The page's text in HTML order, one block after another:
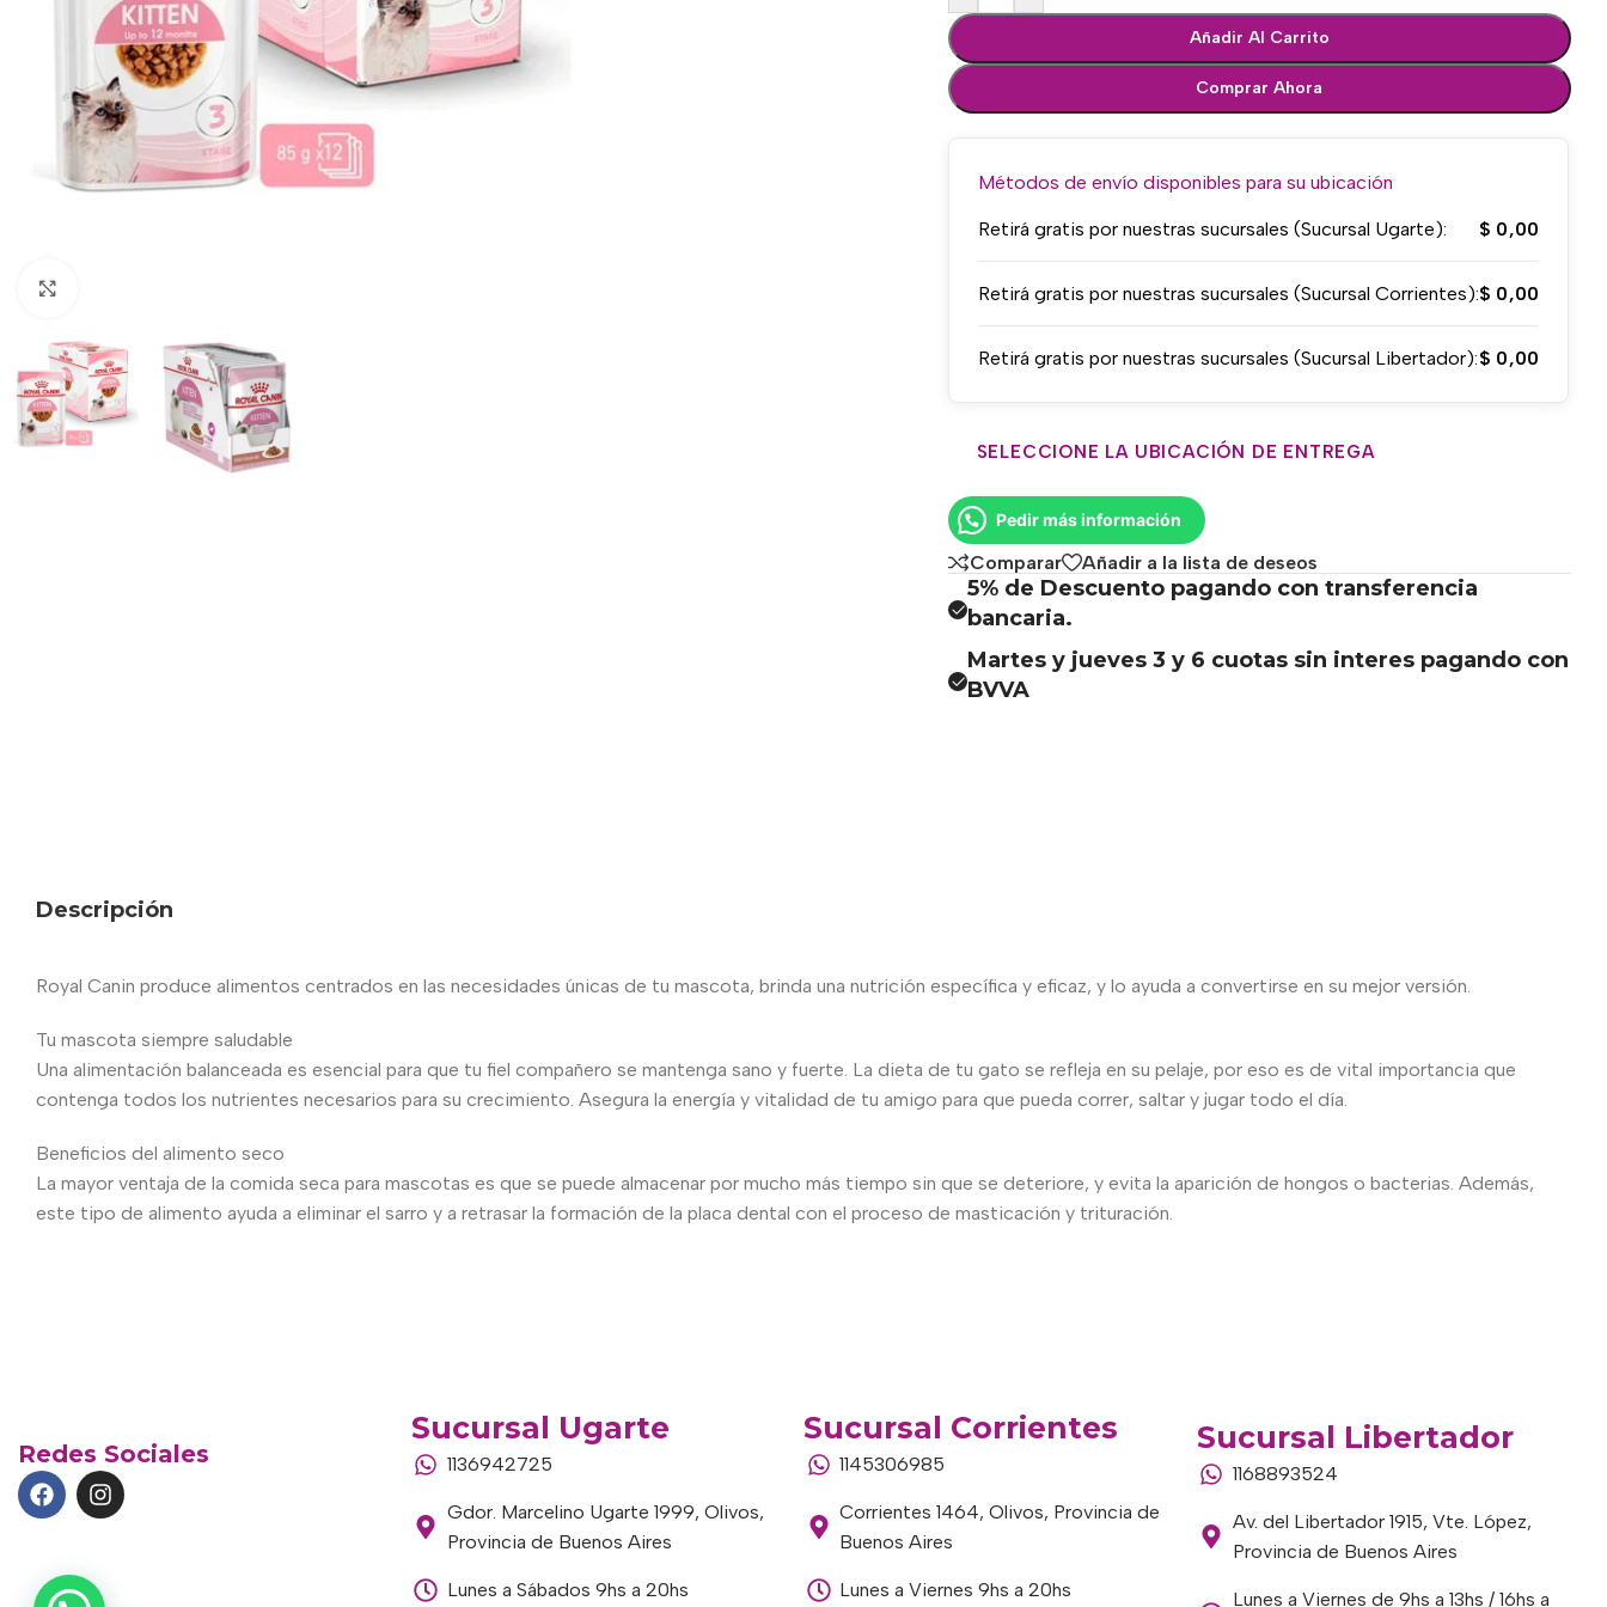
Añadir Al Carrito
Comprar Ahora
Métodos de envío disponibles para su ubicación
Retirá gratis por nuestras sucursales (Sucursal Ugarte): $ 0,00
Retirá gratis por nuestras sucursales (Sucursal Corrientes):$ 0,00
Retirá gratis por nuestras sucursales (Sucursal Libertador):$ 0,00
SELECCIONE LA UBICACIÓN DE ENTREGA
Pedir más información
Comparar Añadir a la lista de deseos
5% de Descuento pagando con transferencia
bancaria.
Martes y jueves 3 y 6 cuotas sin interes pagando con
BVVA
Descripción
Royal Canin produce alimentos centrados en las necesidades únicas de tu mascota, brinda una nutrición específica y eficaz, y lo ayuda a convertirse en su mejor versión.
Tu mascota siempre saludable
Una alimentación balanceada es esencial para que tu fiel compañero se mantenga sano y fuerte. La dieta de tu gato se refleja en su pelaje, por eso es de vital importancia que
contenga todos los nutrientes necesarios para su crecimiento. Asegura la energía y vitalidad de tu amigo para que pueda correr, saltar y jugar todo el día.
Beneficios del alimento seco
La mayor ventaja de la comida seca para mascotas es que se puede almacenar por mucho más tiempo sin que se deteriore, y evita la aparición de hongos o bacterias. Además,
este tipo de alimento ayuda a eliminar el sarro y a retrasar la formación de la placa dental con el proceso de masticación y trituración.
Redes Sociales
Sucursal Ugarte
1136942725
Gdor. Marcelino Ugarte 1999, Olivos,
Provincia de Buenos Aires
Lunes a Sábados 9hs a 20hs
Sucursal Corrientes
1145306985
Corrientes 1464, Olivos, Provincia de
Buenos Aires
Lunes a Viernes 9hs a 20hs
Sucursal Libertador
1168893524
Av. del Libertador 1915, Vte. López,
Provincia de Buenos Aires
Lunes a Viernes de 9hs a 13hs / 16hs a